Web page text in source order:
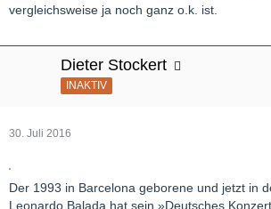
vergleichsweise ja noch ganz o.k. ist.
Dieter Stockert
INAKTIV
30. Juli 2016
Der 1993 in Barcelona geborene und jetzt in
Leonardo Balada hat sein »Deutsches